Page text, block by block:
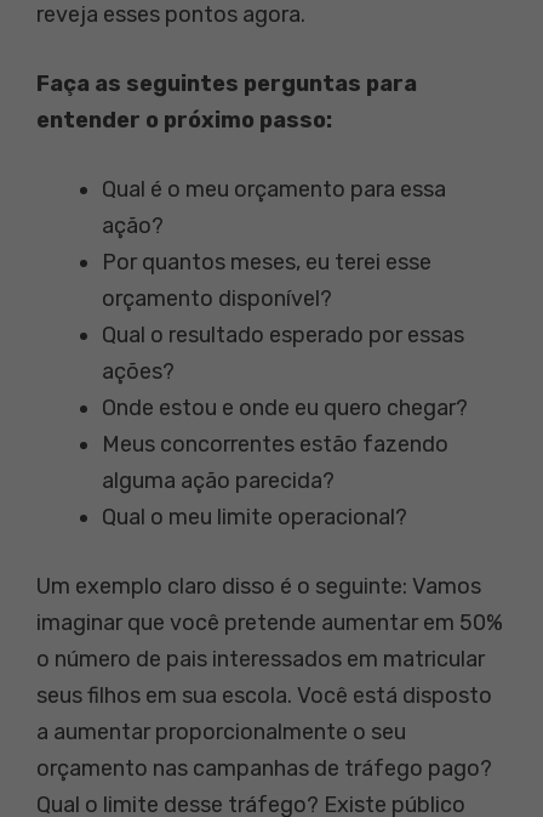
reveja esses pontos agora.
Faça as seguintes perguntas para
entender o próximo passo:
Qual é o meu orçamento para essa
ação?
Por quantos meses, eu terei esse
orçamento disponível?
Qual o resultado esperado por essas
ações?
Onde estou e onde eu quero chegar?
Meus concorrentes estão fazendo
alguma ação parecida?
Qual o meu limite operacional?
Um exemplo claro disso é o seguinte: Vamos
imaginar que você pretende aumentar em 50%
o número de pais interessados em matricular
seus filhos em sua escola. Você está disposto
a aumentar proporcionalmente o seu
orçamento nas campanhas de tráfego pago?
Qual o limite desse tráfego? Existe público